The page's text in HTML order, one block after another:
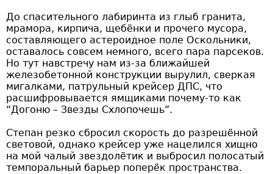
До спасительного лабиринта из глыб гранита,
мрамора, кирпича, щебёнки и прочего мусора,
составляющего астероидное поле Оскольники,
оставалось совсем немного, всего пара парсеков.
Но тут навстречу нам из-за ближайшей
железобетонной конструкции вырулил, сверкая
мигалками, патрульный крейсер ДПС, что
расшифровывается ямщиками почему-то как
“Догоню – Звезды Схлопочешь”.
Степан резко сбросил скорость до разрешённой
световой, однако крейсер уже нацелился хищно
на мой чалый звездолётик и выбросил полосатый
темпоральный барьер поперёк пространства.